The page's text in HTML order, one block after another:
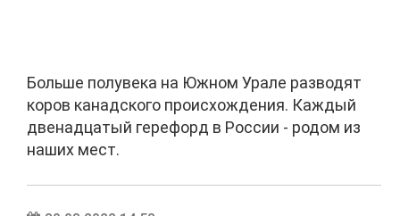
Больше полувека на Южном Урале разводят
коров канадского происхождения. Каждый
двенадцатый герефорд в России - родом из
наших мест.